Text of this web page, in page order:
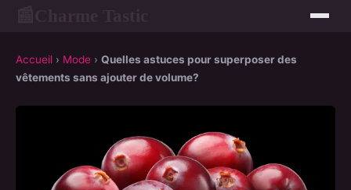
Accueil › Mode › Quelles astuces pour superposer des
vêtements sans ajouter de volume?